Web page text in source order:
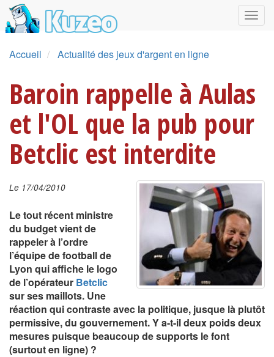
Accueil Actualité des jeux d'argent en ligne
Baroin rappelle à Aulas
et l'OL que la pub pour
Betclic est interdite
Le 17/04/2010
Le tout récent ministre
du budget vient de
rappeler à l’ordre
l’équipe de football de
Lyon qui affiche le logo
de l’opérateur Betclic
sur ses maillots. Une
réaction qui contraste avec la politique, jusque là plutôt
permissive, du gouvernement. Y a-t-il deux poids deux
mesures puisque beaucoup de supports le font
(surtout en ligne) ?